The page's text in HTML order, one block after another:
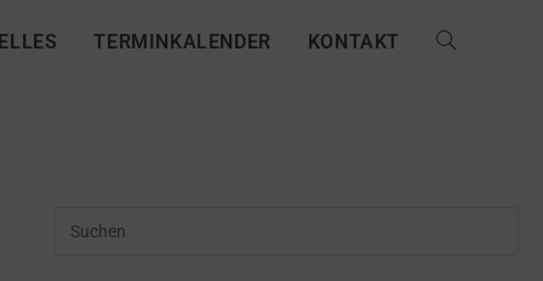
TERMINKALENDER KONTAKT